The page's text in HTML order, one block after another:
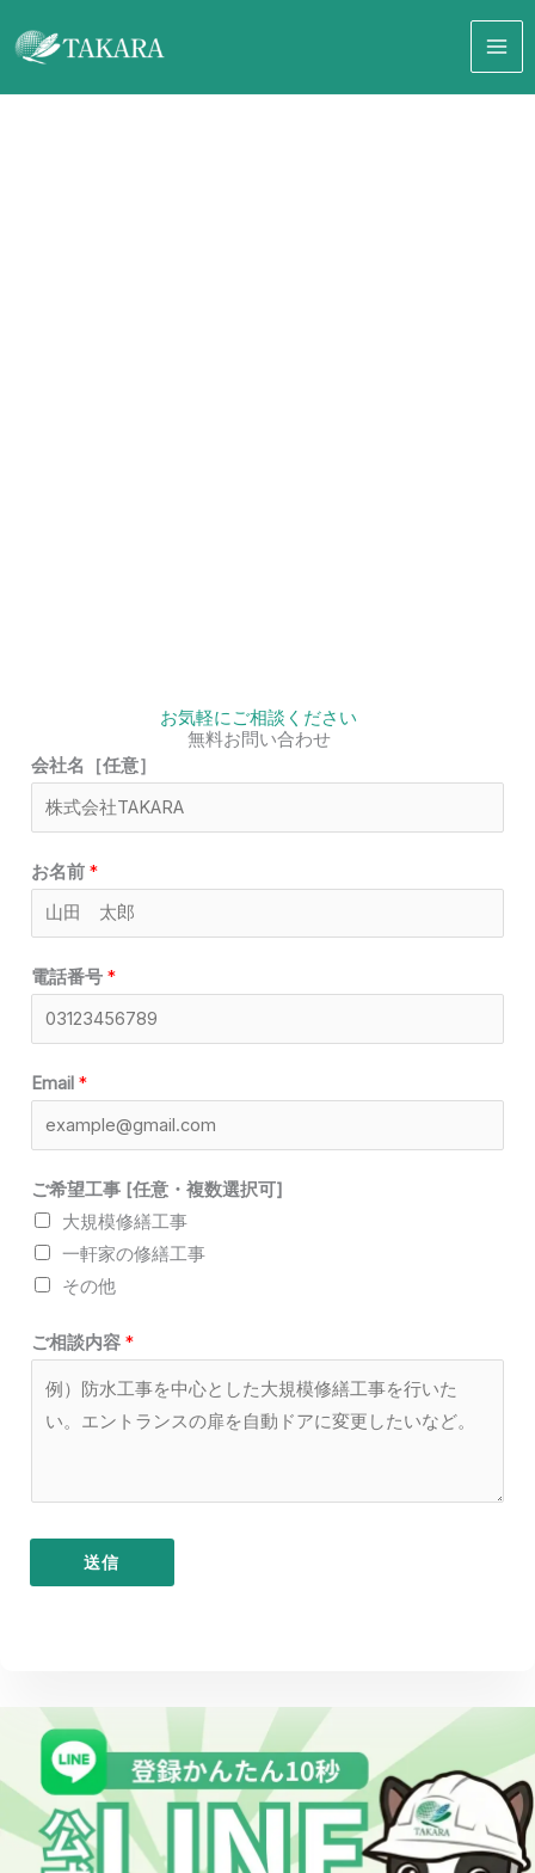
容
お気軽にご相談ください
無料お問い合わせ
会社名［任意］
お名前 *
電話番号 *
Email *
ご希望工事 [任意・複数選択可]
大規模修繕工事
一軒家の修繕工事
その他
ご相談内容 *
送信